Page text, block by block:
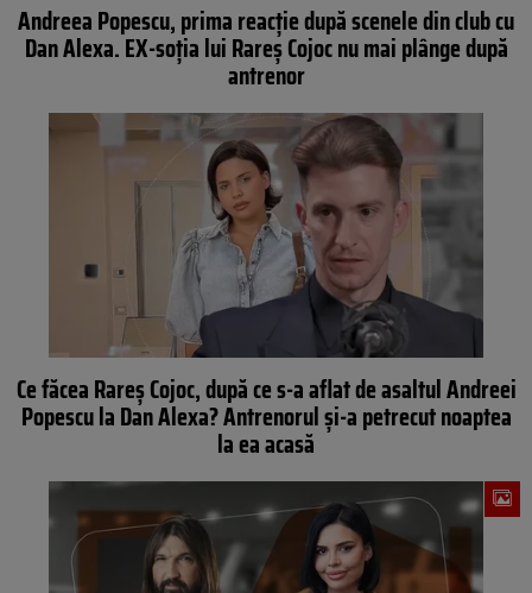
Andreea Popescu, prima reacție după scenele din club cu
Dan Alexa. EX-soția lui Rareș Cojoc nu mai plânge după
antrenor
Ce făcea Rareș Cojoc, după ce s-a aflat de asaltul Andreei
Popescu la Dan Alexa? Antrenorul și-a petrecut noaptea
la ea acasă